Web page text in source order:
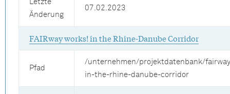
Letzte
Änderung
07.02.2023
FAIRway works! in the Rhine-Danube Corridor
Pfad
/unternehmen/projektdatenbank/
in-the-rhine-danube-corridor